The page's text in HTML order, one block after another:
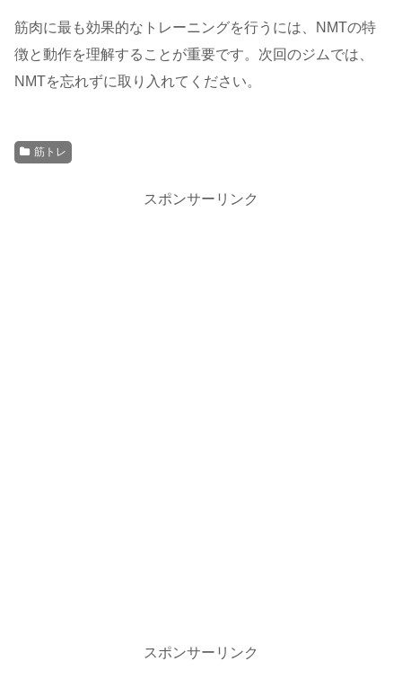
筋肉に最も効果的なトレーニングを行うには、NMTの特
徴と動作を理解することが重要です。次回のジムでは、
NMTを忘れずに取り入れてください。
筋トレ
スポンサーリンク
スポンサーリンク